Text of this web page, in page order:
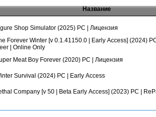
Название
Shop Simulator (2025) PC | Лицензия
Forever Winter [v 0.1.41150.0 | Early Access] (2024)
| Online Only
Meat Boy Forever (2020) PC | Лицензия
Survival (2024) PC | Early Access
Company [v 50 | Beta Early Access] (2023) PC |